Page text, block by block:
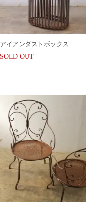
アイアンダストボックス
SOLD OUT